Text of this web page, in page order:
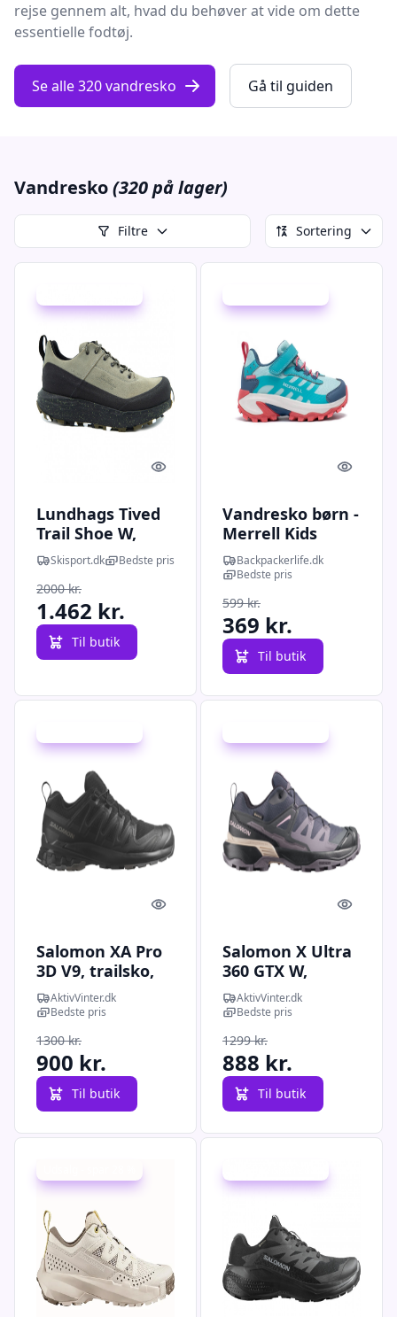
rejse gennem alt, hvad du behøver at vide om dette
essentielle fodtøj.
Se alle 320 vandresko Gå til guiden
Vandresko(320 på lager)
Filtre Sortering
Quick look
Lundhags Tived
Trail Shoe W,
vandresko,
dame, beige
Skisport.dk Bedste pris
2000 kr.
1.462 kr.
Til butik
Quick
Vandresko børn -
Merrell Kids
Moab Speed 2 -
Blå
Backpackerlife.dk
Bedste pris
599 kr.
369 kr.
Til butik
Quick look
Salomon XA Pro
3D V9, trailsko,
herre, sort/sølv
AktivVinter.dk
Bedste pris
1300 kr.
900 kr.
Til butik
Quick
Salomon X Ultra
360 GTX W,
vandresko,
dame, grå
AktivVinter.dk
Bedste pris
1299 kr.
888 kr.
Til butik